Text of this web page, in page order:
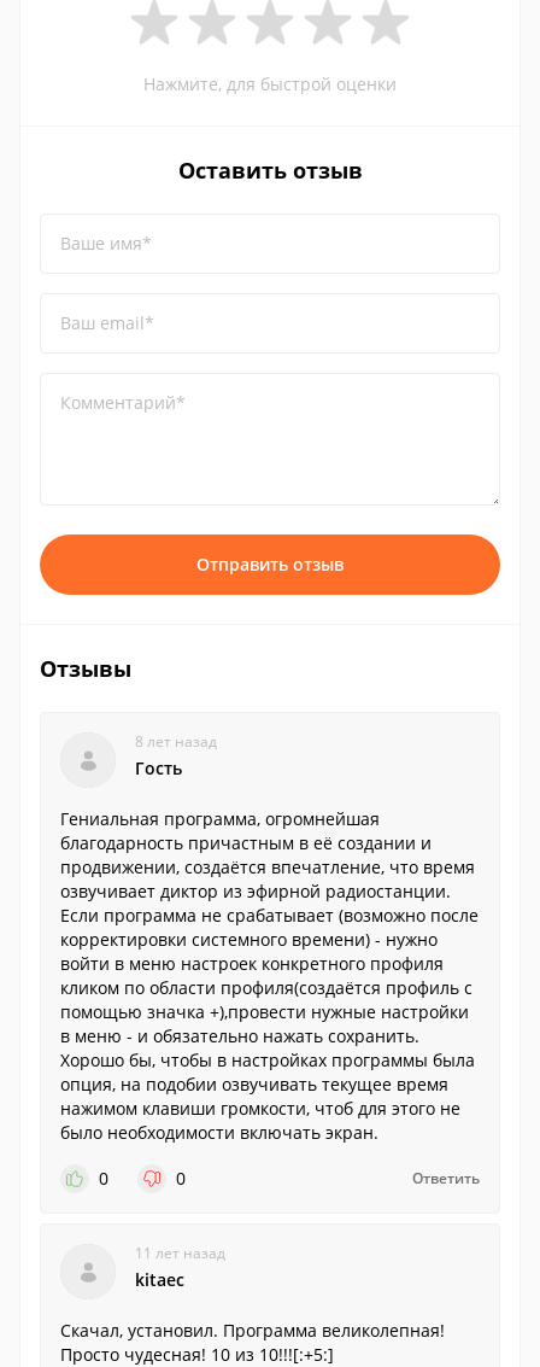
Нажмите, для быстрой оценки
Оставить отзыв
Ваше имя*
Ваш email*
Комментарий*
Отправить отзыв
Отзывы
8 лет назад
Гость
Гениальная программа, огромнейшая
благодарность причастным в её создании и
продвижении, создаётся впечатление, что время
озвучивает диктор из эфирной радиостанции.
Если программа не срабатывает (возможно после
корректировки системного времени) - нужно
войти в меню настроек конкретного профиля
кликом по области профиля(создаётся профиль с
помощью значка +),провести нужные настройки
в меню - и обязательно нажать сохранить.
Хорошо бы, чтобы в настройках программы была
опция, на подобии озвучивать текущее время
нажимом клавиши громкости, чтоб для этого не
было необходимости включать экран.
0
0 Ответить
11 лет назад
kitaec
Скачал, установил. Программа великолепная!
Просто чудесная! 10 из 10!!![:+5:]